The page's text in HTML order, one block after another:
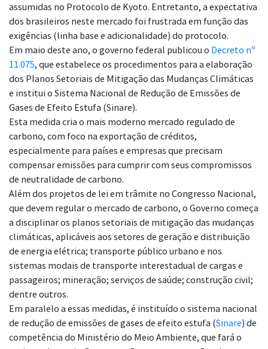
assumidas no Protocolo de Kyoto. Entretanto, a expectativa
dos brasileiros neste mercado foi frustrada em função das
exigências (linha base e adicionalidade) do protocolo.
Em maio deste ano, o governo federal publicou o Decreto nº
11.075, que estabelece os procedimentos para a elaboração
dos Planos Setoriais de Mitigação das Mudanças Climáticas
e institui o Sistema Nacional de Redução de Emissões de
Gases de Efeito Estufa (Sinare).
Esta medida cria o mais moderno mercado regulado de
carbono, com foco na exportação de créditos,
especialmente para países e empresas que precisam
compensar emissões para cumprir com seus compromissos
de neutralidade de carbono.
Além dos projetos de lei em trâmite no Congresso Nacional,
que devem regular o mercado de carbono, o Governo começa
a disciplinar os planos setoriais de mitigação das mudanças
climáticas, aplicáveis aos setores de geração e distribuição
de energia elétrica; transporte público urbano e nos
sistemas modais de transporte interestadual de cargas e
passageiros; mineração; serviços de saúde; construção civil;
dentre outros.
Em paralelo a essas medidas, é instituído o sistema nacional
de redução de emissões de gases de efeito estufa (Sinare) de
competência do Ministério do Meio Ambiente, que fará o